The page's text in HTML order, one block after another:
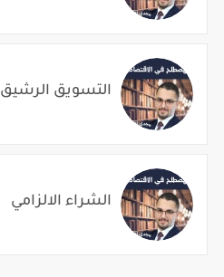
التسويق الرشيق
الشراء الالزامي